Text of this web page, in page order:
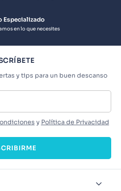
Especializado
en lo que necesites
y tips para un buen descanso
y Política de Privacidad